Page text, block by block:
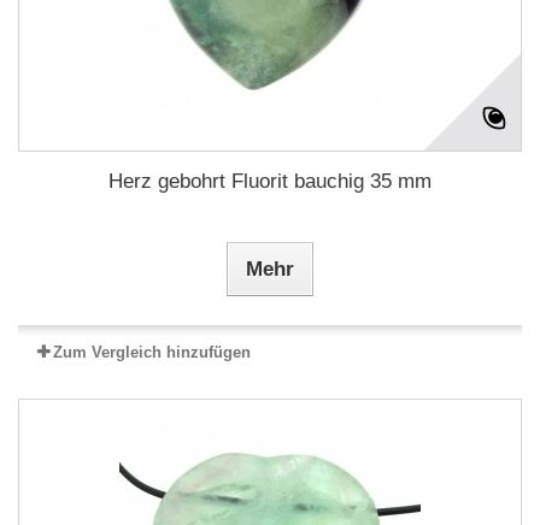
Herz gebohrt Fluorit bauchig 35 mm
Mehr
Zum Vergleich hinzufügen